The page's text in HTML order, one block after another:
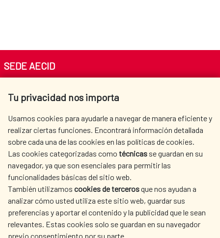
Tu privacidad nos importa
Usamos cookies para ayudarle a navegar de manera eficiente y
realizar ciertas funciones. Encontrará información detallada
sobre cada una de las cookies en las políticas de cookies.
Las cookies categorizadas como técnicas se guardan en su
navegador, ya que son esenciales para permitir las
funcionalidades básicas del sitio web.
También utilizamos cookies de tercerosque nos ayudan a
analizar cómo usted utiliza este sitio web, guardar sus
preferencias y aportar el contenido y la publicidad que le sean
relevantes. Estas cookies solo se guardan en su navegador
previo consentimiento por su parte.
SEDE AECID
Tel. +34 900 20 30 54​​​​​​​
AECID
WHERE DO WE COOPERATE?
SPANISH HUMANITARIAN
ACTION
PRESS ROOM
CULTURE AND SCIENCE LIBRARY